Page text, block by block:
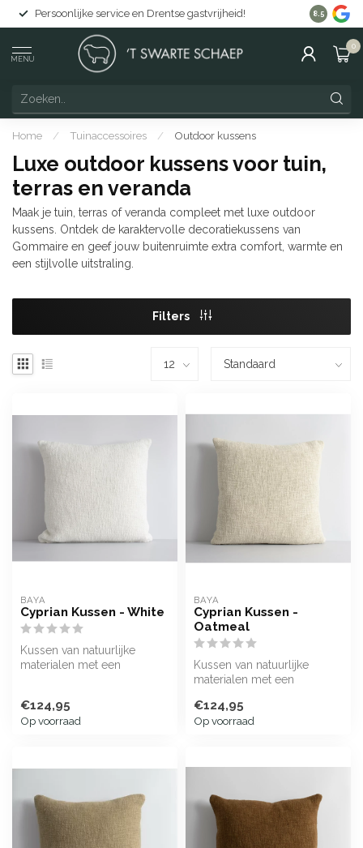
Gratis levering in Nederland vanaf €150 8.5
MENU
0
Home / Tuinaccessoires / Outdoor kussens
Luxe outdoor kussens voor tuin,
terras en veranda
Maak je tuin, terras of veranda compleet met luxe outdoor
kussens. Ontdek de karaktervolle decoratiekussens van
Gommaire en geef jouw buitenruimte extra comfort, warmte en
een stijlvolle uitstraling.
Filters
BAYA
Cyprian Kussen - White
Kussen van natuurlijke
materialen met een
€124,95
Op voorraad
BAYA
Cyprian Kussen -
Oatmeal
Kussen van natuurlijke
materialen met een
€124,95
Op voorraad